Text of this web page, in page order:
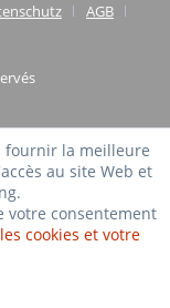
AGB
fournir la meilleure
au site Web et
votre consentement
cookies et votre